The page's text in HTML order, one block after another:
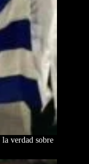
verdad sobre